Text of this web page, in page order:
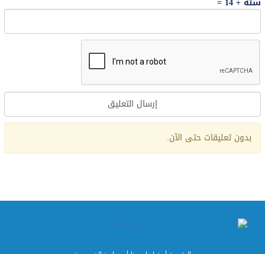
Alternative:
بدون تعليقات حتى الآن.